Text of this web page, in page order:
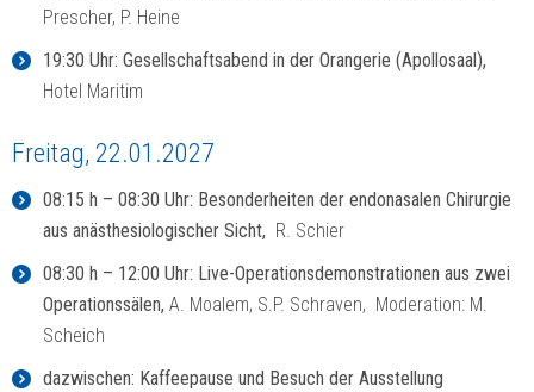
Prescher, P. Heine
19:30 Uhr: Gesellschaftsabend in der Orangerie (Apollosaal),
Hotel Maritim
Freitag, 22.01.2027
08:15 h – 08:30 Uhr: Besonderheiten der endonasalen Chirurgie
aus anästhesiologischer Sicht, R. Schier
08:30 h – 12:00 Uhr: Live-Operationsdemonstrationen aus zwei
Operationssälen, A. Moalem, S.P. Schraven, Moderation: M.
Scheich
dazwischen: Kaffeepause und Besuch der Ausstellung